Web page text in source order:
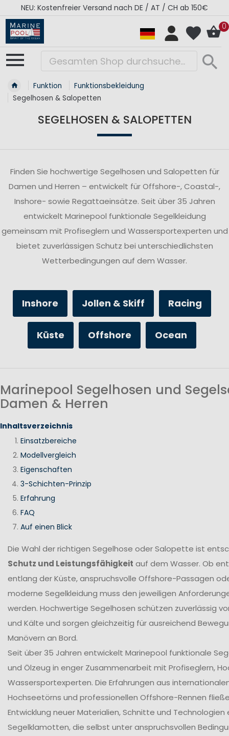
ab 150€
RÉGATES ROYALES Kollektion - Super
0
Funktion
Funktionsbekleidung
Segelhosen & Salopetten
SEGELHOSEN & SALOPETTEN
Finden Sie hochwertige Segelhosen und Salopetten für
Damen und Herren – entwickelt für Offshore-, Coastal-,
Inshore- sowie Regattaeinsätze. Seit über 35 Jahren
entwickelt Marinepool funktionale Segelkleidung
gemeinsam mit Profiseglern und Wassersportexperten und
bietet zuverlässigen Schutz bei unterschiedlichsten
Wetterbedingungen auf dem Wasser.
Inshore Jollen & Skiff Racing
Küste Offshore Ocean
Marinepool Segelhosen und
Damen & Herren
Inhaltsverzeichnis
Einsatzbereiche
Modellvergleich
Eigenschaften
3-Schichten-Prinzip
Erfahrung
FAQ
Auf einen Blick
Die Wahl der richtigen Segelhose oder Salopette ist
Schutz und Leistungsfähigkeit auf dem Wasser. Ob
entlang der Küste, anspruchsvolle Offshore-Passagen
moderne Segelkleidung muss den jeweiligen
werden. Hochwertige Segelhosen schützen zuverlässig
und Kälte und sorgen gleichzeitig für ausreichend
Manövern an Bord.
Seit über 35 Jahren entwickelt Marinepool funktionale
und Ölzeug in enger Zusammenarbeit mit Profiseglern,
Wassersportexperten. Die Erfahrungen aus
Hochseetörns und professionellen Offshore-Rennen
Entwicklung neuer Materialien, Schnitte und Technologien
Segelklamotten, die selbst unter anspruchsvollen